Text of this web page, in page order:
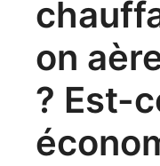
on
? Est-